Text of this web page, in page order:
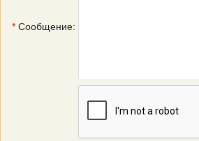
* Сообщение: